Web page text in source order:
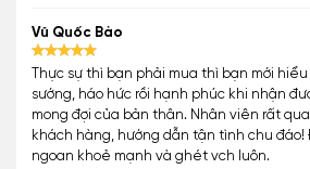
Vũ Quốc Bảo
Thực sự thì bạn phải mua thì bạn mới
sướng, háo hức rồi hạnh phúc khi nhận
mong đợi của bản thân. Nhân viên rất
khách hàng, hướng dẫn tận tình chu
ngoan khoẻ mạnh và ghét vch luôn.